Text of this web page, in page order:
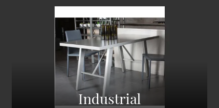
Industrial